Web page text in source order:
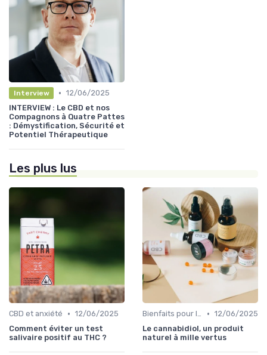
Interview • 12/06/2025
INTERVIEW : Le CBD et nos
Compagnons à Quatre Pattes
: Démystification, Sécurité et
Potentiel Thérapeutique
Les plus lus
CBD et anxiété • 12/06/2025
Comment éviter un test
salivaire positif au THC ?
Bienfaits pour la santé • 12/06/2025
Le cannabidiol, un produit
naturel à mille vertus